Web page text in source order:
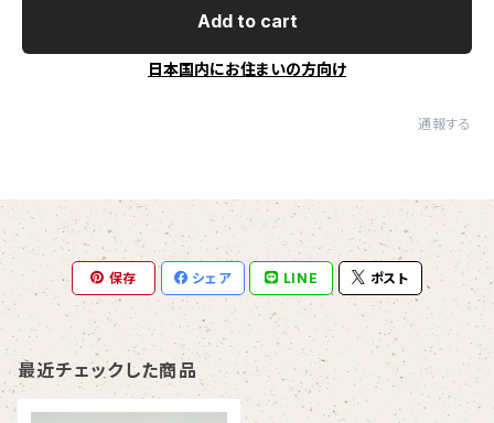
Add to cart
日本国内にお住まいの方向け
通報する
保存 シェア LINE ポスト
最近チェックした商品